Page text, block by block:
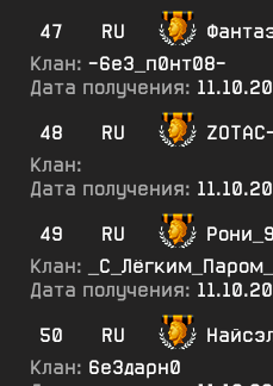
47
RU
Клан: -6е3_п0нт08-
Дата получения:
48
RU
Клан:
Дата получения:
49
RU
Клан:
_С_Лёгким_Паром_
Дата получения:
50
RU
Клан: 6е3дарн0